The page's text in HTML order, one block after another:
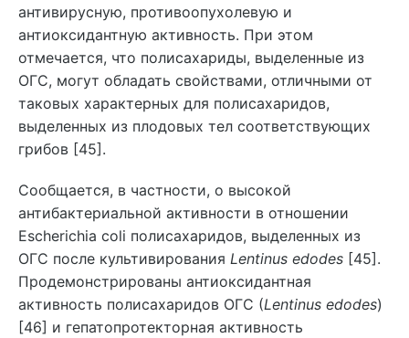
антивирусную, противоопухолевую и
антиоксидантную активность. При этом
отмечается, что полисахариды, выделенные из
ОГС, могут обладать свойствами, отличными от
таковых характерных для полисахаридов,
выделенных из плодовых тел соответствующих
грибов [45].
Сообщается, в частности, о высокой
антибактериальной активности в отношении
Escherichia coli полисахаридов, выделенных из
ОГС после культивирования Lentinus edodes [45].
Продемонстрированы антиоксидантная
активность полисахаридов ОГС (Lentinus edodes)
[46] и гепатопротекторная активность